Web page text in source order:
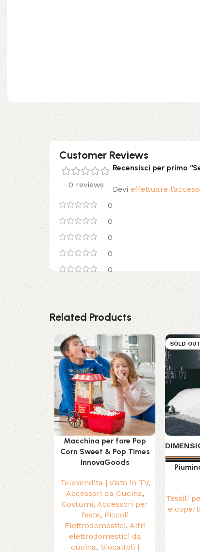
Customer Reviews
0 reviews
0
0
0
0
0
Recensisci per primo
Devi effettuare
Related Products
Macchina per fare Pop
Corn Sweet & Pop Times
InnovaGoods
Televendita | Visto in TV,
Accessori da Cucina,
Costumi, Accessori per
feste, Piccoli
Elettrodomestici, Altri
elettrodomestici da
cucina, Giocattoli |
SOLD OUT
Tessili
e